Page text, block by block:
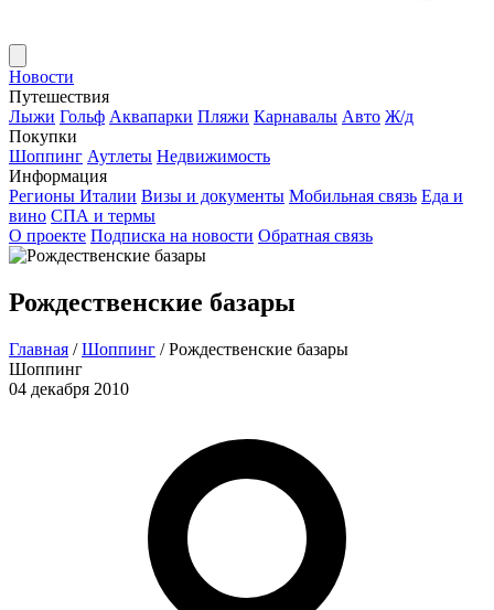
Новости
Путешествия
Лыжи Гольф Аквапарки Пляжи Карнавалы Авто Ж/д
Покупки
Шоппинг Аутлеты Недвижимость
Информация
Регионы Италии Визы и документы Мобильная связь Еда и
вино СПА и термы
О проекте Подписка на новости Обратная связь
Рождественские базары
Главная / Шоппинг / Рождественские базары
Шоппинг
04 декабря 2010